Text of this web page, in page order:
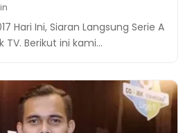
Hari Ini, Siaran Langsung Serie A
TV. Berikut ini kami…